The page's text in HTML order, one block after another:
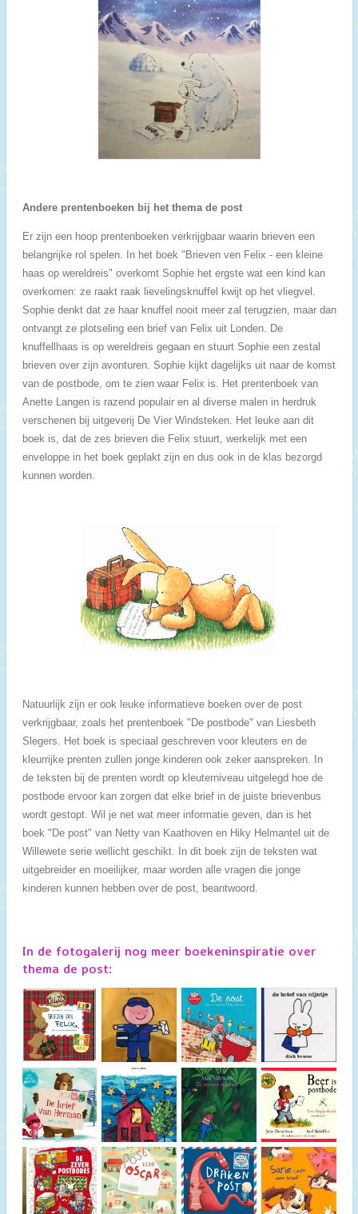
Andere prentenboeken bij het thema de post
Er zijn een hoop prentenboeken verkrijgbaar waarin brieven een
belangrijke rol spelen. In het boek "Brieven ven Felix - een kleine
haas op wereldreis" overkomt Sophie het ergste wat een kind kan
overkomen: ze raakt raak lievelingsknuffel kwijt op het vliegvel.
Sophie denkt dat ze haar knuffel nooit meer zal terugzien, maar dan
ontvangt ze plotseling een brief van Felix uit Londen. De
knuffellhaas is op wereldreis gegaan en stuurt Sophie een zestal
brieven over zijn avonturen. Sophie kijkt dagelijks uit naar de komst
van de postbode, om te zien waar Felix is. Het prentenboek van
Anette Langen is razend populair en al diverse malen in herdruk
verschenen bij uitgeverij De Vier Windsteken. Het leuke aan dit
boek is, dat de zes brieven die Felix stuurt, werkelijk met een
enveloppe in het boek geplakt zijn en dus ook in de klas bezorgd
kunnen worden.
Natuurlijk zijn er ook leuke informatieve boeken over de post
verkrijgbaar, zoals het prentenboek "De postbode" van Liesbeth
Slegers. Het boek is speciaal geschreven voor kleuters en de
kleurrijke prenten zullen jonge kinderen ook zeker aanspreken. In
de teksten bij de prenten wordt op kleuterniveau uitgelegd hoe de
postbode ervoor kan zorgen dat elke brief in de juiste brievenbus
wordt gestopt. Wil je net wat meer informatie geven, dan is het
boek "De post" van Netty van Kaathoven en Hiky Helmantel uit de
Willewete serie wellicht geschikt. In dit boek zijn de teksten wat
uitgebreider en moeilijker, maar worden alle vragen die jonge
kinderen kunnen hebben over de post, beantwoord.
In de fotogalerij nog meer boekeninspiratie over
thema de post: